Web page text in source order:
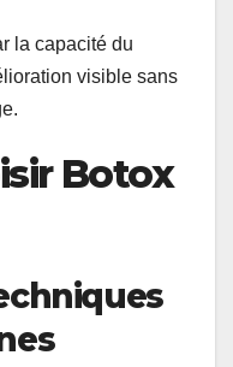
la capacité du
visible sans
Botox